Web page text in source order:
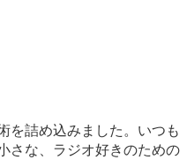
を詰め込みました。いつも
さな、ラジオ好きのための